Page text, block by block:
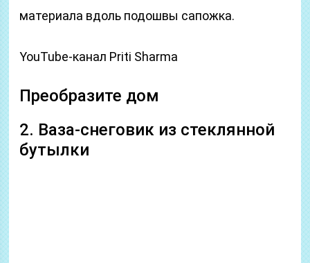
материала вдоль подошвы сапожка.
YouTube-канал Priti Sharma
Преобразите дом
2. Ваза-снеговик из стеклянной
бутылки